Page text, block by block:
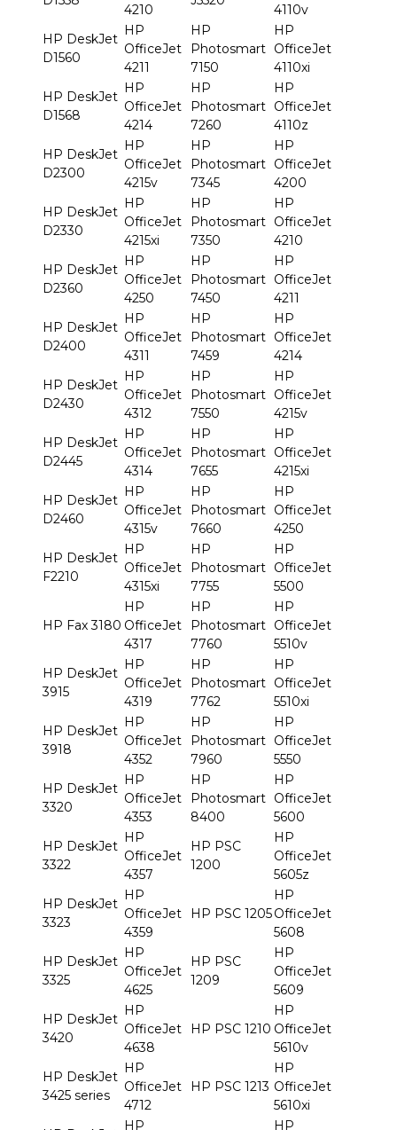
4210
4110v
HP DeskJet
D1560
HP
OfficeJet
4211
HP
Photosmart
7150
HP
OfficeJet
4110xi
HP DeskJet
D1568
HP
OfficeJet
4214
HP
Photosmart
7260
HP
OfficeJet
4110z
HP DeskJet
D2300
HP
OfficeJet
4215v
HP
Photosmart
7345
HP
OfficeJet
4200
HP DeskJet
D2330
HP
OfficeJet
4215xi
HP
Photosmart
7350
HP
OfficeJet
4210
HP DeskJet
D2360
HP
OfficeJet
4250
HP
Photosmart
7450
HP
OfficeJet
4211
HP DeskJet
D2400
HP
OfficeJet
4311
HP
Photosmart
7459
HP
OfficeJet
4214
HP DeskJet
D2430
HP
OfficeJet
4312
HP
Photosmart
7550
HP
OfficeJet
4215v
HP DeskJet
D2445
HP
OfficeJet
4314
HP
Photosmart
7655
HP
OfficeJet
4215xi
HP DeskJet
D2460
HP
OfficeJet
4315v
HP
Photosmart
7660
HP
OfficeJet
4250
HP DeskJet
F2210
HP
OfficeJet
4315xi
HP
Photosmart
7755
HP
OfficeJet
5500
HP Fax 3180
HP
OfficeJet
4317
HP
Photosmart
7760
HP
OfficeJet
5510v
HP DeskJet
3915
HP
OfficeJet
4319
HP
Photosmart
7762
HP
OfficeJet
5510xi
HP DeskJet
3918
HP
OfficeJet
4352
HP
Photosmart
7960
HP
OfficeJet
5550
HP DeskJet
3320
HP
OfficeJet
4353
HP
Photosmart
8400
HP
OfficeJet
5600
HP DeskJet
3322
HP
OfficeJet
4357
HP PSC
1200
HP
OfficeJet
5605z
HP DeskJet
3323
HP
OfficeJet
4359
HP PSC 1205
HP
OfficeJet
5608
HP DeskJet
3325
HP
OfficeJet
4625
HP PSC
1209
HP
OfficeJet
5609
HP DeskJet
3420
HP
OfficeJet
4638
HP PSC 1210
HP
OfficeJet
5610v
HP DeskJet
3425 series
HP
OfficeJet
4712
HP PSC 1213
HP
OfficeJet
5610xi
HP
HP